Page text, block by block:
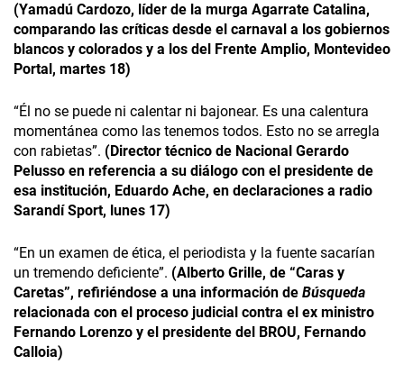
(Yamadú Cardozo, líder de la murga Agarrate Catalina,
comparando las críticas desde el carnaval a los gobiernos
blancos y colorados y a los del Frente Amplio, Montevideo
Portal, martes 18)
“Él no se puede ni calentar ni bajonear. Es una calentura
momentánea como las tenemos todos. Esto no se arregla
con rabietas”. (Director técnico de Nacional Gerardo
Pelusso en referencia a su diálogo con el presidente de
esa institución, Eduardo Ache, en declaraciones a radio
Sarandí Sport, lunes 17)
“En un examen de ética, el periodista y la fuente sacarían
un tremendo deficiente”. (Alberto Grille, de “Caras y
Caretas”, refiriéndose a una información de Búsqueda
relacionada con el proceso judicial contra el ex ministro
Fernando Lorenzo y el presidente del BROU, Fernando
Calloia)